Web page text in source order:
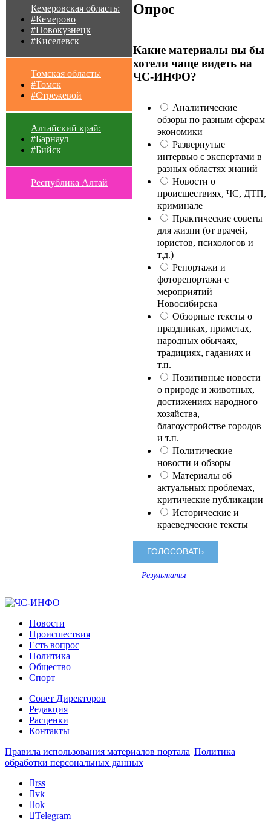
Кемеровская область:
#Кемерово
#Новокузнецк
#Киселевск
Томская область:
#Томск
#Стрежевой
Алтайский край:
#Барнаул
#Бийск
Республика Алтай
Опрос
Какие материалы вы бы
хотели чаще видеть на
ЧС-ИНФО?
Аналитические
обзоры по разным сферам
экономики
Развернутые
интервью с экспертами в
разных областях знаний
Новости о
происшествиях, ЧС, ДТП,
криминале
Практические советы
для жизни (от врачей,
юристов, психологов и
т.д.)
Репортажи и
фоторепортажи с
мероприятий
Новосибирска
Обзорные тексты о
праздниках, приметах,
народных обычаях,
традициях, гаданиях и
т.п.
Позитивные новости
о природе и животных,
достижениях народного
хозяйства,
благоустройстве городов
и т.п.
Политические
новости и обзоры
Материалы об
актуальных проблемах,
критические публикации
Исторические и
краеведческие тексты
Результаты
Новости
Происшествия
Есть вопрос
Политика
Общество
Спорт
Совет Директоров
Редакция
Расценки
Контакты
Правила использования материалов портала| Политика
обработки персональных данных
rss
vk
ok
Telegram